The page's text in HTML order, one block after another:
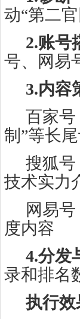
动“第二官
2.账号
号、网易
3.内容
百家号
制”等长
搜狐
技术实力
网易
度内容
4.分发
录和排名
执行效